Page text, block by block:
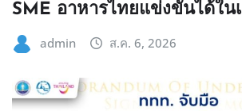
SME อาหารไทยแข่งขันได้ใน
admin ส.ค. 6, 2026